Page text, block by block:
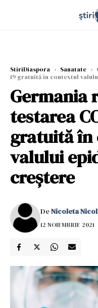
StiriDiaspora › Sanatate ›
19 gratuită în contextul
Germania
testarea
gratuită
valului
creştere
DeNicoleta
12 NOIEMBRIE 2021